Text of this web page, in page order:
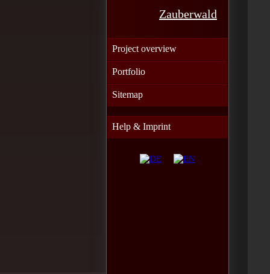
Zauberwald
Project overview
Portfolio
Sitemap
Help & Imprint